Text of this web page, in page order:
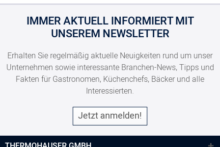
8300020502
Dekortülle #60, Größe S, Motiv Pfeil, Ø 0,1-6 mm, Edelstahl
IMMER AKTUELL INFORMIERT MIT
UNSEREM NEWSLETTER
Erhalten Sie regelmäßig aktuelle Neuigkeiten rund um unser
Unternehmen sowie interessante Branchen-News, Tipps und
Fakten für Gastronomen, Küchenchefs, Bäcker und alle
Interessierten.
Jetzt anmelden!